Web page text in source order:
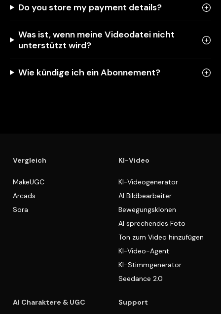
Do you store my payment details?
Was ist, wenn meine Videodatei nicht
unterstützt wird?
Wie kündige ich ein Abonnement?
Vergleich
MakeUGC
Arcads
Sora
KI-Video
KI-Videogenerator
AI Bildbearbeiter
Bewegungsklonen
AI sprechendes Foto
Ton zum Video hinzufügen
KI-Video-Agent
KI-Stimmgenerator
Seedance 2.0
AI Charaktere & UGC Support